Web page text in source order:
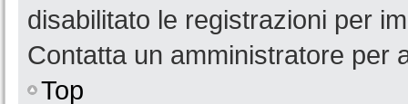
disabilitato le registrazioni per
Contatta un amministratore per
Top